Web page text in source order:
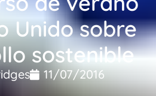
Unido sobre
sostenible
11/07/2016